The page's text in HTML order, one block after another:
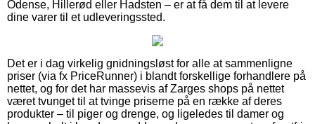
Odense, Hillerød eller Hadsten – er at få dem til at levere
dine varer til et udleveringssted.
Det er i dag virkelig gnidningsløst for alle at sammenligne
priser (via fx PriceRunner) i blandt forskellige forhandlere på
nettet, og for det har massevis af Zarges shops på nettet
været tvunget til at tvinge priserne på en række af deres
produkter – til piger og drenge, og ligeledes til damer og